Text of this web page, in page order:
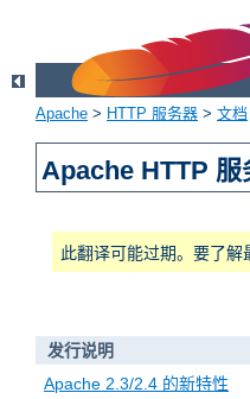
Apache > HTTP 服务器 > 文档
Apache HTTP 服
此翻译可能过期。要了解
发行说明
Apache 2.3/2.4 的新特性